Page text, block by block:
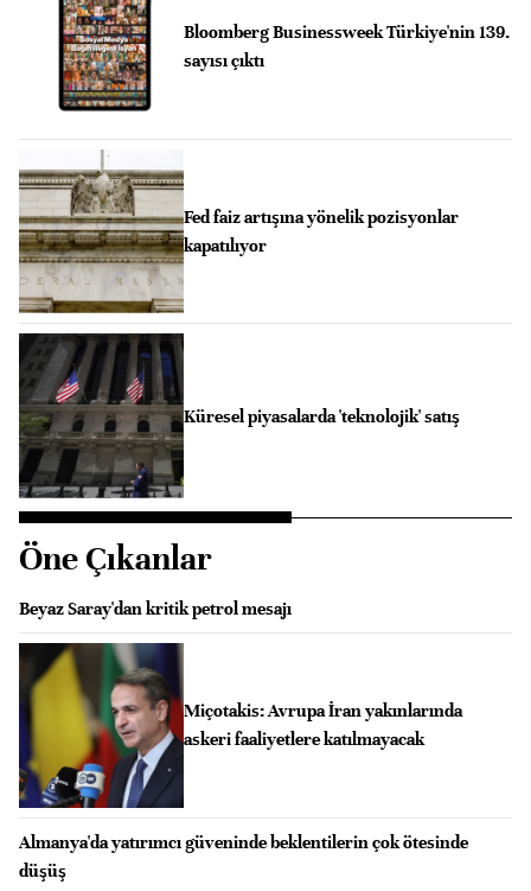
Bloomberg Businessweek Türkiye'nin 139.
sayısı çıktı
Fed faiz artışına yönelik pozisyonlar
kapatılıyor
Küresel piyasalarda 'teknolojik' satış
Öne Çıkanlar
Beyaz Saray'dan kritik petrol mesajı
Miçotakis: Avrupa İran yakınlarında
askeri faaliyetlere katılmayacak
Almanya'da yatırımcı güveninde beklentilerin çok ötesinde
düşüş